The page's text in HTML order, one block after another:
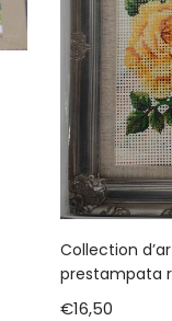
Collection
prestampata
€16,50